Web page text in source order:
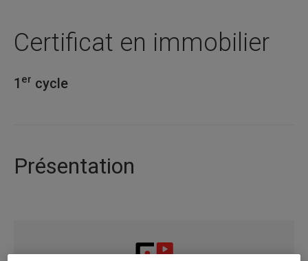
Certificat en immobilier
1 er cycle
Présentation